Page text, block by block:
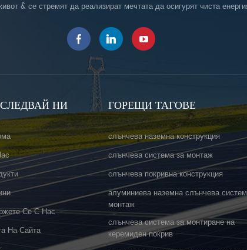
& се стремят да реализират мечтата да осигурят чиста
НИ
Се С Нас
На Сайта
ГОРЕЩИ ТАГОВЕ
слънчева наземна конструкция
слънчева система за монтаж
слънчева покривна конструкция
алуминиева наземна слънчева
монтаж
слънчева система за монтиране на
керемиден покрив